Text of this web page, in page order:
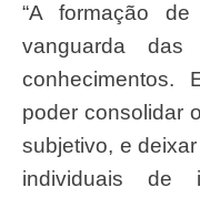
“A formação de redes (networks) está na
vanguarda
poder consolidar
subjetivo, e
individuais de